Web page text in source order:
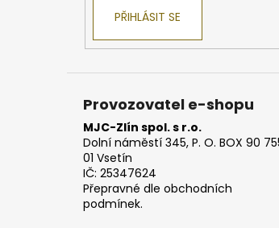
PŘIHLÁSIT SE
Provozovatel e-shopu
MJC-Zlín spol. s r.o.
Dolní náměstí 345, P. O. BOX 90
01 Vsetín
IČ: 25347624
Přepravné dle obchodních
podmínek.